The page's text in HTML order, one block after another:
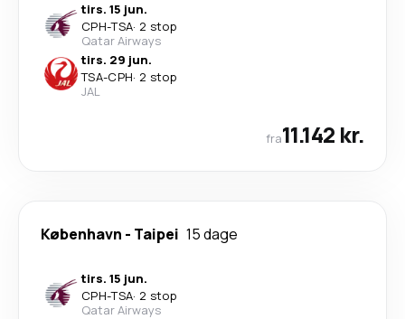
tirs. 15 jun.
CPH-TSA· 2 stop
Qatar Airways
tirs. 29 jun.
TSA-CPH· 2 stop
JAL
fra11.142 kr.
København - Taipei 15 dage
tirs. 15 jun.
CPH-TSA· 2 stop
Qatar Airways